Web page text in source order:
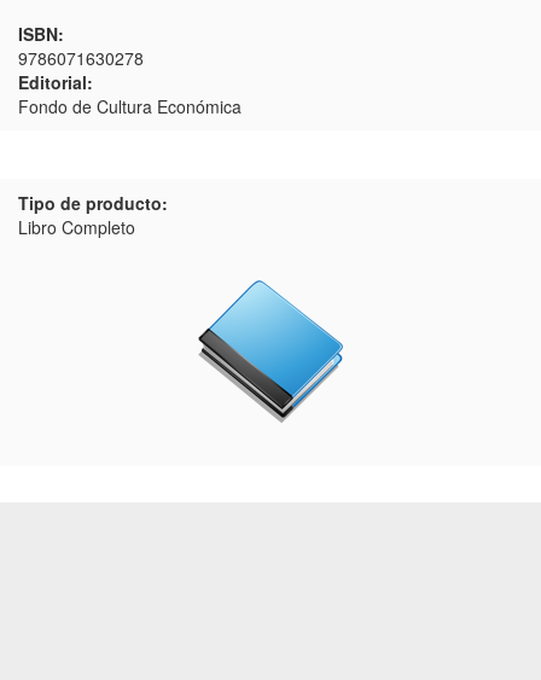
ISBN:
9786071630278
Editorial:
Fondo de Cultura Económica
Tipo de producto:
Libro Completo